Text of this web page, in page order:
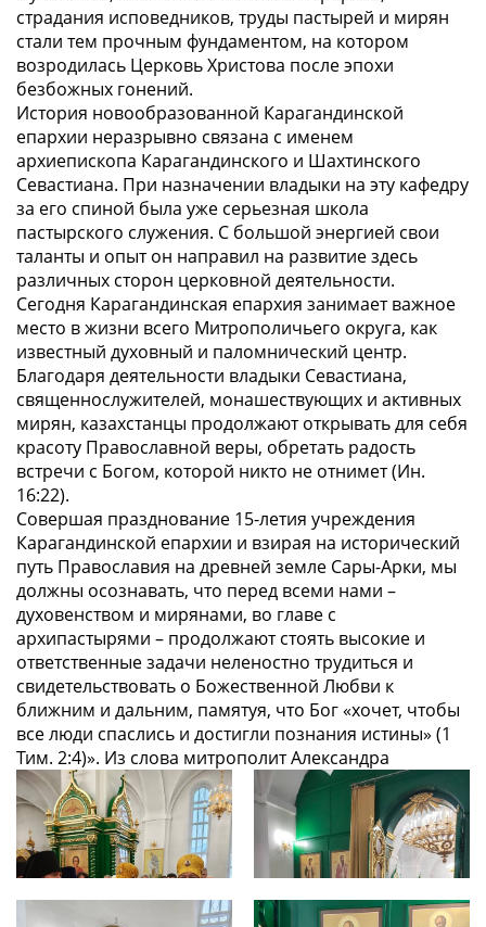
страдания исповедников, труды пастырей и мирян
стали тем прочным фундаментом, на котором
возродилась Церковь Христова после эпохи
безбожных гонений.
История новообразованной Карагандинской
епархии неразрывно связана с именем
архиепископа Карагандинского и Шахтинского
Севастиана. При назначении владыки на эту кафедру
за его спиной была уже серьезная школа
пастырского служения. С большой энергией свои
таланты и опыт он направил на развитие здесь
различных сторон церковной деятельности.
Сегодня Карагандинская епархия занимает важное
место в жизни всего Митрополичьего округа, как
известный духовный и паломнический центр.
Благодаря деятельности владыки Севастиана,
священнослужителей, монашествующих и активных
мирян, казахстанцы продолжают открывать для себя
красоту Православной веры, обретать радость
встречи с Богом, которой никто не отнимет (Ин.
16:22).
Совершая празднование 15-летия учреждения
Карагандинской епархии и взирая на исторический
путь Православия на древней земле Сары-Арки, мы
должны осознавать, что перед всеми нами –
духовенством и мирянами, во главе с
архипастырями – продолжают стоять высокие и
ответственные задачи неленостно трудиться и
свидетельствовать о Божественной Любви к
ближним и дальним, памятуя, что Бог «хочет, чтобы
все люди спаслись и достигли познания истины» (1
Тим. 2:4)». Из слова митрополит Александра